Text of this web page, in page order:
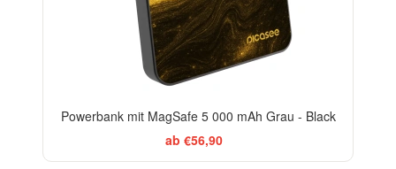
Powerbank mit MagSafe 5 000 mAh Grau - Black
ab €56,90